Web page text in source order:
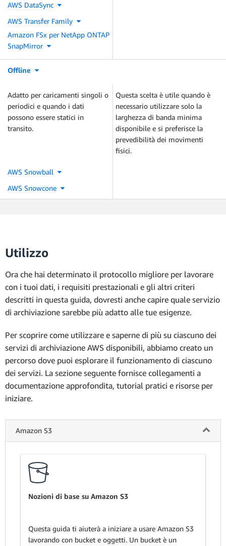
AWS DataSync
AWS Transfer Family
Amazon FSx per NetApp ONTAP
SnapMirror
Offline
Adatto per caricamenti singoli o
periodici e quando i dati
possono essere statici in
transito.
Questa scelta è utile quando è
necessario utilizzare solo la
larghezza di banda minima
disponibile e si preferisce la
prevedibilità dei movimenti
fisici.
AWS Snowball
AWS Snowcone
Utilizzo
Ora che hai determinato il protocollo migliore per lavorare
con i tuoi dati, i requisiti prestazionali e gli altri criteri
descritti in questa guida, dovresti anche capire quale servizio
di archiviazione sarebbe più adatto alle tue esigenze.
Per scoprire come utilizzare e saperne di più su ciascuno dei
servizi di archiviazione AWS disponibili, abbiamo creato un
percorso dove puoi esplorare il funzionamento di ciascuno
dei servizi. La sezione seguente fornisce collegamenti a
documentazione approfondita, tutorial pratici e risorse per
iniziare.
Amazon S3
Nozioni di base su Amazon S3
Questa guida ti aiuterà a iniziare a usare Amazon S3
lavorando con bucket e oggetti. Un bucket è un